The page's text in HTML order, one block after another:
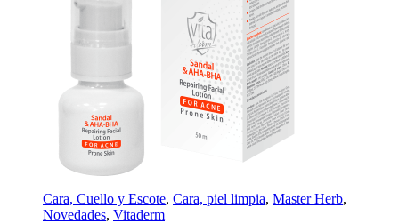
Cara, Cuello y Escote, Cara, piel limpia, Master Herb,
Novedades, Vitaderm